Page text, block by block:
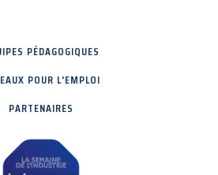
PÉDAGOGIQUES
POUR L'EMPLOI
PARTENAIRES